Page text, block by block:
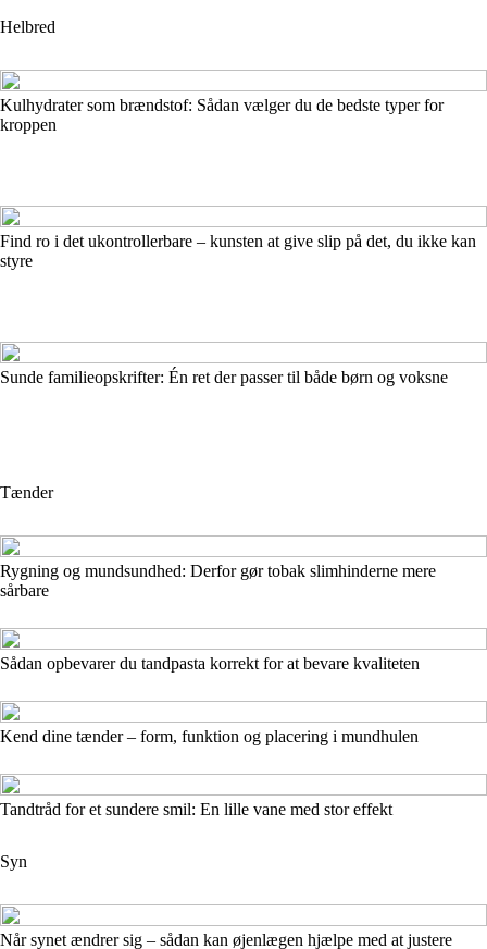
Helbred
Kulhydrater som brændstof: Sådan vælger du de bedste typer for
kroppen
Find ro i det ukontrollerbare – kunsten at give slip på det, du ikke kan
styre
Sunde familieopskrifter: Én ret der passer til både børn og voksne
Tænder
Rygning og mundsundhed: Derfor gør tobak slimhinderne mere
sårbare
Sådan opbevarer du tandpasta korrekt for at bevare kvaliteten
Kend dine tænder – form, funktion og placering i mundhulen
Tandtråd for et sundere smil: En lille vane med stor effekt
Syn
Når synet ændrer sig – sådan kan øjenlægen hjælpe med at justere